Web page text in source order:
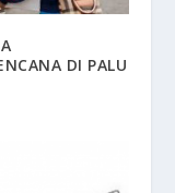
DI PALU